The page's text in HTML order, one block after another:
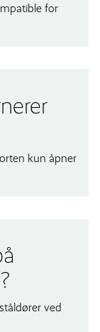
for
kun åpner
ved